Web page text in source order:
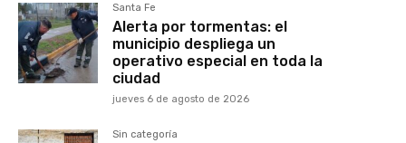
Santa Fe
Alerta por tormentas: el
municipio despliega un
operativo especial en toda la
ciudad
jueves 6 de agosto de 2026
Sin categoría